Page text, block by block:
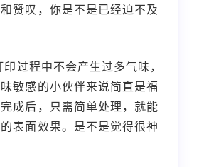
赞叹，你是不是已经迫不及
过程中不会产生过多气味，
敏感的小伙伴来说简直是福
成后，只需简单处理，就能
表面效果。是不是觉得很神